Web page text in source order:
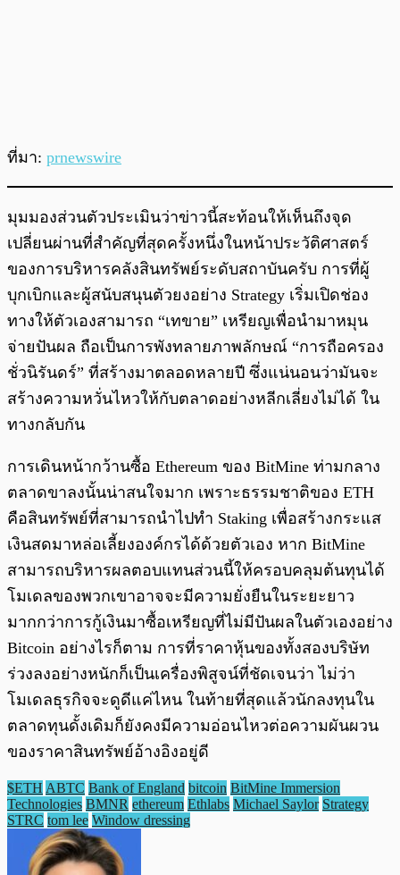
ที่มา: prnewswire
มุมมองส่วนตัวประเมินว่าข่าวนี้สะท้อนให้เห็นถึงจุด
เปลี่ยนผ่านที่สำคัญที่สุดครั้งหนึ่งในหน้าประวัติศาสตร์
ของการบริหารคลังสินทรัพย์ระดับสถาบันครับ การที่ผู้
บุกเบิกและผู้สนับสนุนตัวยงอย่าง Strategy เริ่มเปิดช่อง
ทางให้ตัวเองสามารถ “เทขาย” เหรียญเพื่อนำมาหมุน
จ่ายปันผล ถือเป็นการพังทลายภาพลักษณ์ “การถือครอง
ชั่วนิรันดร์” ที่สร้างมาตลอดหลายปี ซึ่งแน่นอนว่ามันจะ
สร้างความหวั่นไหวให้กับตลาดอย่างหลีกเลี่ยงไม่ได้ ใน
ทางกลับกัน
การเดินหน้ากว้านซื้อ Ethereum ของ BitMine ท่ามกลาง
ตลาดขาลงนั้นน่าสนใจมาก เพราะธรรมชาติของ ETH
คือสินทรัพย์ที่สามารถนำไปทำ Staking เพื่อสร้างกระแส
เงินสดมาหล่อเลี้ยงองค์กรได้ด้วยตัวเอง หาก BitMine
สามารถบริหารผลตอบแทนส่วนนี้ให้ครอบคลุมต้นทุนได้
โมเดลของพวกเขาอาจจะมีความยั่งยืนในระยะยาว
มากกว่าการกู้เงินมาซื้อเหรียญที่ไม่มีปันผลในตัวเองอย่าง
Bitcoin อย่างไรก็ตาม การที่ราคาหุ้นของทั้งสองบริษัท
ร่วงลงอย่างหนักก็เป็นเครื่องพิสูจน์ที่ชัดเจนว่า ไม่ว่า
โมเดลธุรกิจจะดูดีแค่ไหน ในท้ายที่สุดแล้วนักลงทุนใน
ตลาดทุนดั้งเดิมก็ยังคงมีความอ่อนไหวต่อความผันผวน
ของราคาสินทรัพย์อ้างอิงอยู่ดี
$ETH ABTC Bank of England bitcoin BitMine Immersion
Technologies BMNR ethereum Ethlabs Michael Saylor Strategy
STRC tom lee Window dressing